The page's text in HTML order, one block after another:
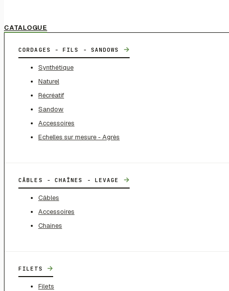
CATALOGUE
CORDAGES - FILS - SANDOWS →
Synthétique
Naturel
Récréatif
Sandow
Accessoires
Echelles sur mesure - Agrès
CÂBLES - CHAÎNES - LEVAGE →
Câbles
Accessoires
Chaines
FILETS →
Filets